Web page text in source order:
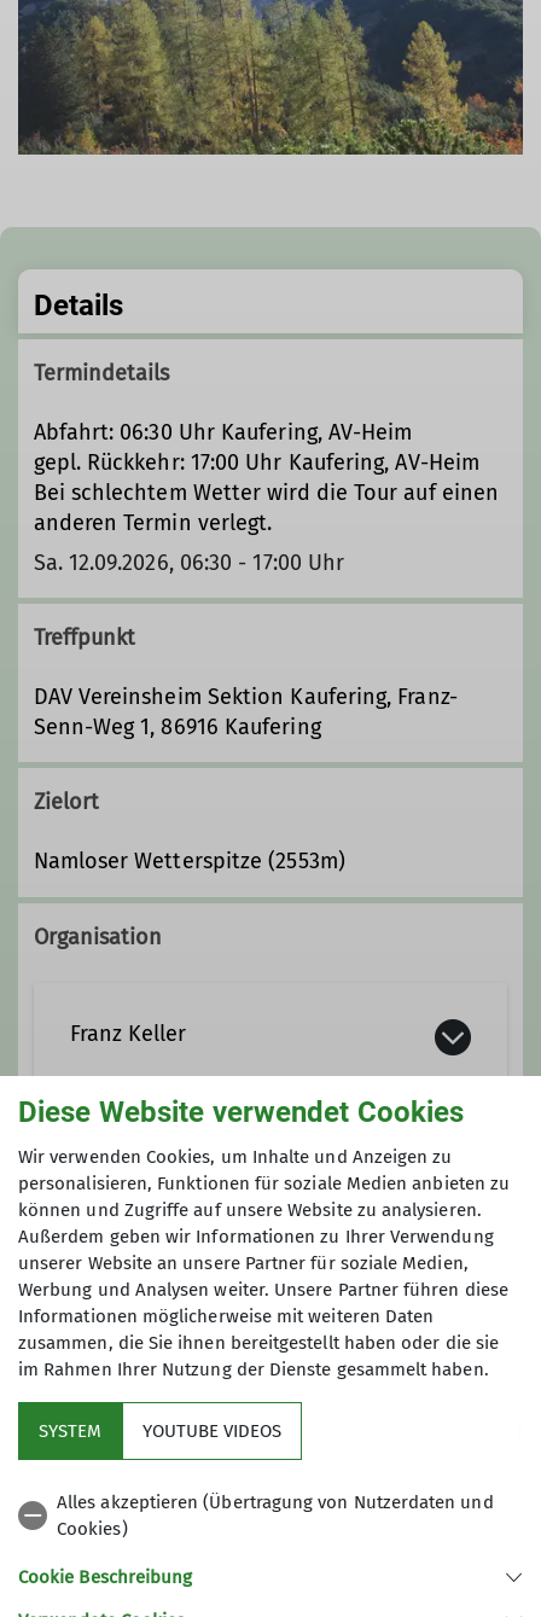
Details
Termindetails
Abfahrt: 06:30 Uhr Kaufering, AV-Heim
gepl. Rückkehr: 17:00 Uhr Kaufering, AV-Heim
Bei schlechtem Wetter wird die Tour auf einen
anderen Termin verlegt.
Sa. 12.09.2026, 06:30 - 17:00 Uhr
Treffpunkt
DAV Vereinsheim Sektion Kaufering, Franz-
Senn-Weg 1, 86916 Kaufering
Zielort
Namloser Wetterspitze (2553m)
Organisation
Franz Keller
01792143760
Franz.Keller@gmx.de
Qualifikationen
Trainer*in C Bergwandern
Ämter
Tourenreferent
Anmeldung
Tel. 0179 2143760, ab 18:00 Uhr oder WhatsApp
Preis
5,00 Euro zzgl. anteilig Fahrtkosten
Der DAV
Diese Website verwendet Cookies
Wir verwenden Cookies, um Inhalte und Anzeigen zu
personalisieren, Funktionen für soziale Medien anbieten zu
können und Zugriffe auf unsere Website zu analysieren.
Außerdem geben wir Informationen zu Ihrer Verwendung
unserer Website an unsere Partner für soziale Medien,
Werbung und Analysen weiter. Unsere Partner führen diese
Informationen möglicherweise mit weiteren Daten
zusammen, die Sie ihnen bereitgestellt haben oder die sie
im Rahmen Ihrer Nutzung der Dienste gesammelt haben.
SYSTEM YOUTUBE VIDEOS
Alles akzeptieren (Übertragung von Nutzerdaten und
Cookies)
Cookie Beschreibung